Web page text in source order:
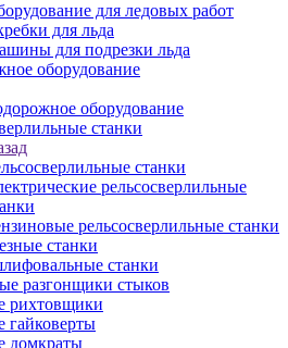
для ледовых работ
для льда
для подрезки льда
оборудование
оборудование
станки
станки
рельсосверлильные
рельсосверлильные станки
станки
станки
разгонщики стыков
рихтовщики
гайковерты
домкраты